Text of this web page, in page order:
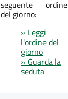
seguente ordine
del giorno:
» Leggi
l'ordine del
giorno
» Guarda la
seduta